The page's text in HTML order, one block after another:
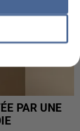
PAR UNE